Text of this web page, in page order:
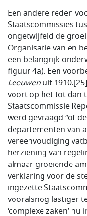
Een andere reden
Staatscommissies
ongetwijfeld de
Organisatie van en
een belangrijk
figuur 4a). Een
Leeuwen uit
voort op het tot dan
Staatscommissie
werd gevraagd “of
departementen van
vereenvoudiging
herziening van
almaar groeiende
verklaring voor de
ingezette
vooralsnog lastiger
‘complexe zaken’